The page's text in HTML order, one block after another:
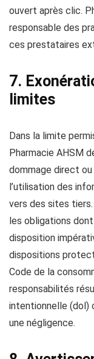
ouvert après clic.
responsable des
ces prestataires
7.
limites
Dans la limite
Pharmacie AHSM
dommage direct
l’utilisation des
vers des sites
les obligations
disposition
dispositions
Code de la
responsabilités
intentionnelle (dol)
une négligence.